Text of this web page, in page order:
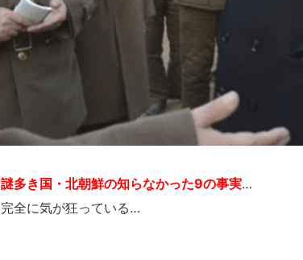
謎多き国・北朝鮮の知らなかった9の事実…
完全に気が狂っている…